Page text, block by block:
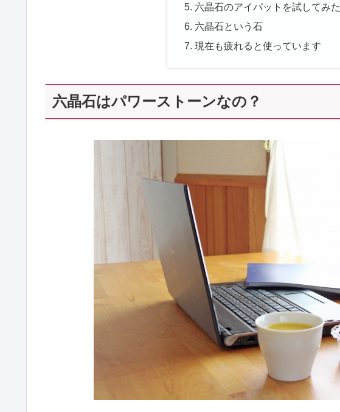
六晶石のアイパットを試してみた
六晶石という石
現在も疲れると使っています
六晶石はパワーストーンなの？